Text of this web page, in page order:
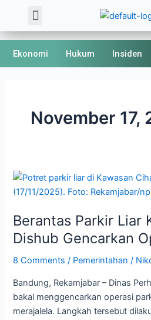
content
Menu
Ekonomi Hukum Insiden
November 17,
Berantas Parkir Liar
Dishub Gencarkan
8 Comments / Pemerintahan /
Bandung, Rekamjabar – Dinas
bakal menggencarkan operasi
merajalela. Langkah tersebut
Berantas
Parkir
Kota
Bandung,
Gencarkan